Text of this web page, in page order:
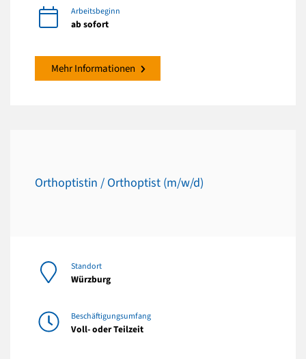
Arbeitsbeginn
ab sofort
Mehr Informationen
Orthoptistin / Orthoptist (m/w/d)
Standort
Würzburg
Beschäftigungsumfang
Voll- oder Teilzeit